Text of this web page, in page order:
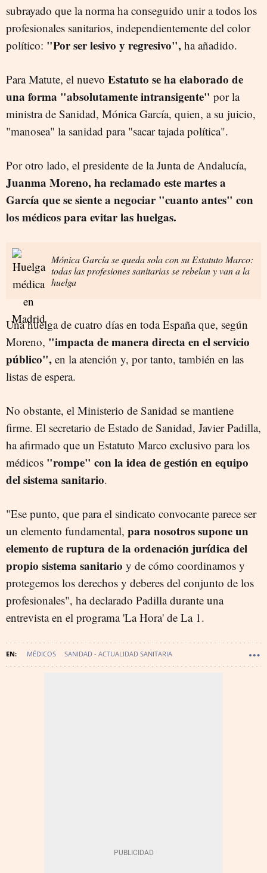
subrayado que la norma ha conseguido unir a todos los
profesionales sanitarios, independientemente del color
político: "Por ser lesivo y regresivo", ha añadido.
Para Matute, el nuevo Estatuto se ha elaborado de
una forma "absolutamente intransigente" por la
ministra de Sanidad, Mónica García, quien, a su juicio,
"manosea" la sanidad para "sacar tajada política".
Por otro lado, el presidente de la Junta de Andalucía,
Juanma Moreno, ha reclamado este martes a
García que se siente a negociar "cuanto antes" con
los médicos para evitar las huelgas.
Mónica García se queda sola con su Estatuto Marco:
todas las profesiones sanitarias se rebelan y van a la
huelga
Una huelga de cuatro días en toda España que, según
Moreno, "impacta de manera directa en el servicio
público", en la atención y, por tanto, también en las
listas de espera.
No obstante, el Ministerio de Sanidad se mantiene
firme. El secretario de Estado de Sanidad, Javier Padilla,
ha afirmado que un Estatuto Marco exclusivo para los
médicos "rompe" con la idea de gestión en equipo
del sistema sanitario.
"Ese punto, que para el sindicato convocante parece ser
un elemento fundamental, para nosotros supone un
elemento de ruptura de la ordenación jurídica del
propio sistema sanitario y de cómo coordinamos y
protegemos los derechos y deberes del conjunto de los
profesionales", ha declarado Padilla durante una
entrevista en el programa 'La Hora' de La 1.
MÉDICOS SANIDAD - ACTUALIDAD SANITARIA